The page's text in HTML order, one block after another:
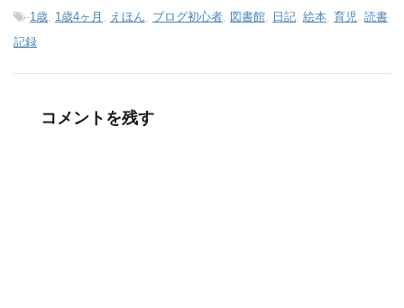
-1歳 1歳4ヶ月 えほん ブログ初心者 図書館 日記 絵本 育児
読書
記録
コメントを残す